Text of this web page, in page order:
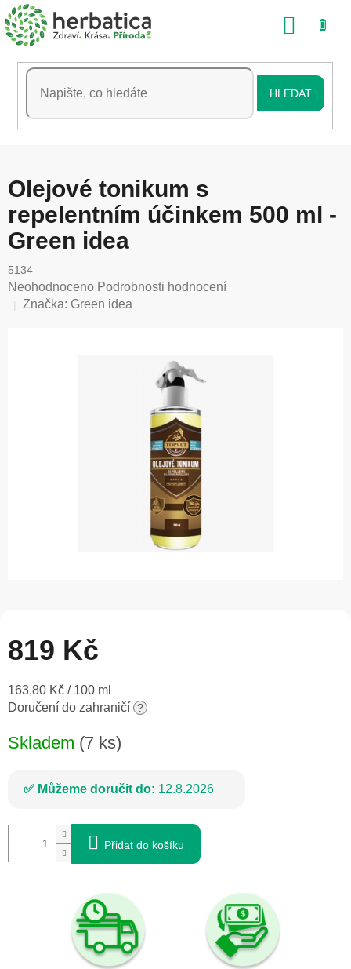
Přejít
na
obsah
HLEDAT
Olejové tonikum s
repelentním účinkem 500 ml -
Green idea
5134
Průměrné
hodnocení
Neohodnoceno Podrobnosti hodnocení
Značka: Green idea
819 Kč
Měrná
cena:
163,80 Kč / 100 ml
Doručení do zahraničí ?
Skladem (7 ks)
Můžeme doručit do: 12.8.2026
Přidat do košíku